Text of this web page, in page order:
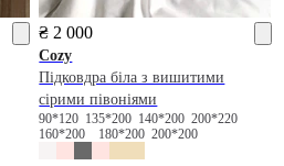
₴ 2 000
Cozy
Підковдра біла з вишитими
сірими півоніями
90*120 135*200 140*200200*220
160*200
180*200200*200